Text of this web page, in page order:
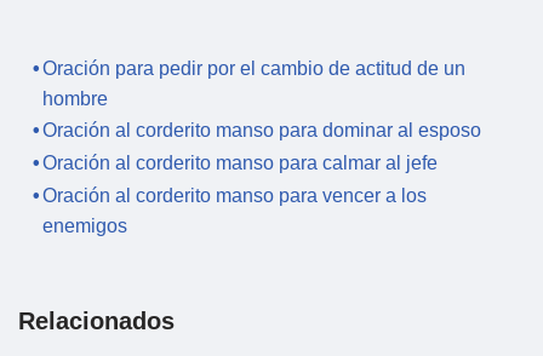
Oración para pedir por el cambio de actitud de un
hombre
Oración al corderito manso para dominar al esposo
Oración al corderito manso para calmar al jefe
Oración al corderito manso para vencer a los
enemigos
Relacionados